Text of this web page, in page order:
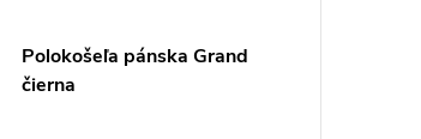
Polokošeľa pánska Grand
čierna